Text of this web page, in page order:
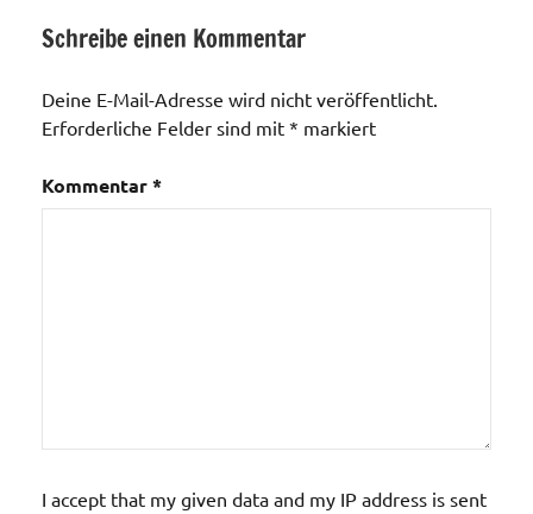
Schreibe einen Kommentar
Deine E-Mail-Adresse wird nicht veröffentlicht.
Erforderliche Felder sind mit * markiert
Kommentar*
I accept that my given data and my IP address is sent